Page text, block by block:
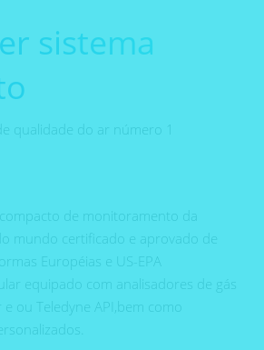
sistema
qualidade do ar número 1
de monitoramento da
mundo certificado e aprovado de
Européias e US-EPA
equipado com analisadores de gás
ou Teledyne API,bem como